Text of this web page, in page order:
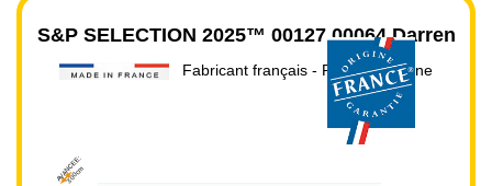
S&P SELECTION 2025™ 00127 00064 Darren
Fabricant français - Prix direct usine
AVANCEE:
300cm